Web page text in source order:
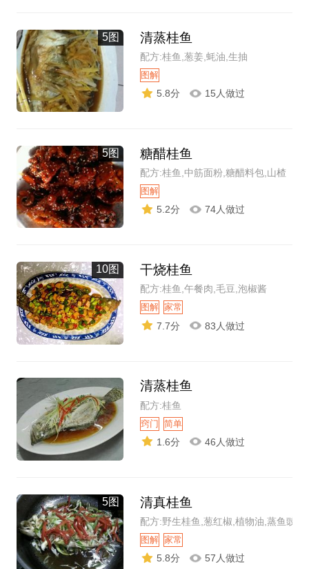
5图 清蒸桂鱼
配方:桂鱼,葱姜,蚝油,生抽
图解
5.8分 15人做过
5图 糖醋桂鱼
配方:桂鱼,中筋面粉,糖醋料包,山楂
图解
5.2分 74人做过
10图 干烧桂鱼
配方:桂鱼,午餐肉,毛豆,泡椒酱
图解 家常
7.7分 83人做过
清蒸桂鱼
配方:桂鱼
窍门 简单
1.6分 46人做过
5图 清真桂鱼
配方:野生桂鱼,葱红椒,植物油,蒸鱼豉油
图解 家常
5.8分 57人做过